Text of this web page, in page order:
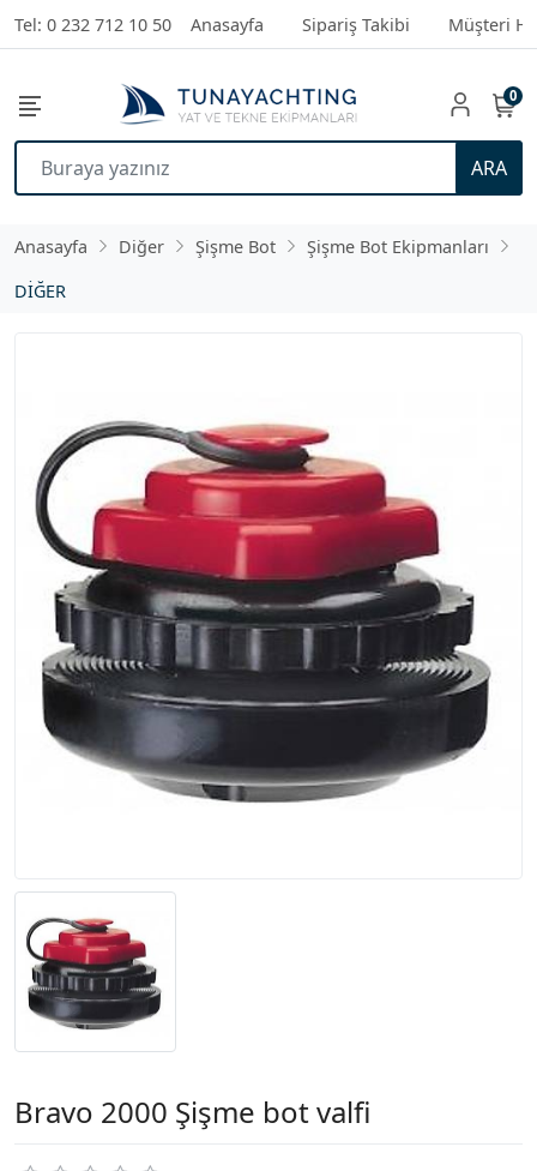
Tel: 0 232 712 10 50 Anasayfa Sipariş Takibi Müşteri
ARA
0
Anasayfa Diğer Şişme Bot
Şişme Bot Ekipmanları
DİĞER
Bravo 2000 Şişme bot valfi